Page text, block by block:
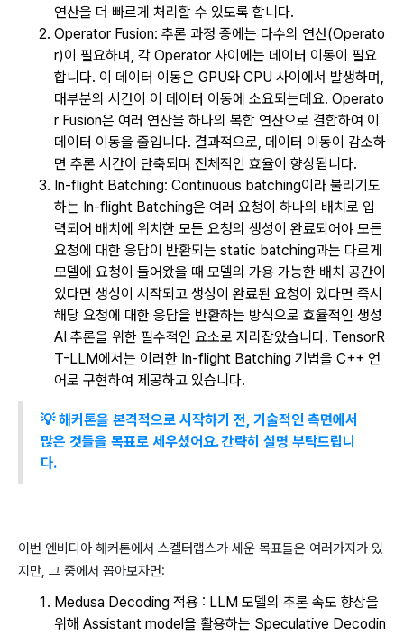
연산을 더 빠르게 처리할 수 있도록 합니다.
Operator Fusion: 추론 과정 중에는 다수의 연산(Operato
r)이 필요하며, 각 Operator 사이에는 데이터 이동이 필요
합니다. 이 데이터 이동은 GPU와 CPU 사이에서 발생하며,
대부분의 시간이 이 데이터 이동에 소요되는데요. Operato
r Fusion은 여러 연산을 하나의 복합 연산으로 결합하여 이
데이터 이동을 줄입니다. 결과적으로, 데이터 이동이 감소하
면 추론 시간이 단축되며 전체적인 효율이 향상됩니다.
In-flight Batching: Continuous batching이라 불리기도
하는 In-flight Batching은 여러 요청이 하나의 배치로 입
력되어 배치에 위치한 모든 요청의 생성이 완료되어야 모든
요청에 대한 응답이 반환되는 static batching과는 다르게
모델에 요청이 들어왔을 때 모델의 가용 가능한 배치 공간이
있다면 생성이 시작되고 생성이 완료된 요청이 있다면 즉시
해당 요청에 대한 응답을 반환하는 방식으로 효율적인 생성
AI 추론을 위한 필수적인 요소로 자리잡았습니다. TensorR
T-LLM에서는 이러한 In-flight Batching 기법을 C++ 언
어로 구현하여 제공하고 있습니다.
💡 해커톤을 본격적으로 시작하기 전, 기술적인 측면에서
많은 것들을 목표로 세우셨어요. 간략히 설명 부탁드립니
다.
이번 엔비디아 해커톤에서 스켈터랩스가 세운 목표들은 여러가지가 있
지만, 그 중에서 꼽아보자면:
Medusa Decoding 적용 : LLM 모델의 추론 속도 향상을
위해 Assistant model을 활용하는 Speculative Decodin